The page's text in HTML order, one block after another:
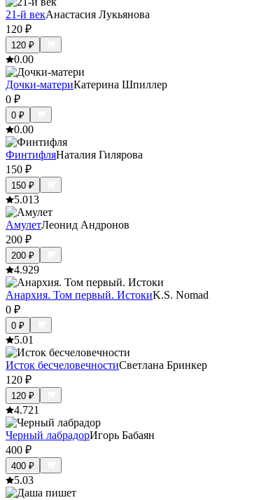
21-й векАнастасия Лукьянова
120 ₽
120 ₽
0.00
Дочки-материКатерина Шпиллер
0 ₽
0 ₽
0.00
ФинтифляНаталия Гилярова
150 ₽
150 ₽
5.013
АмулетЛеонид Андронов
200 ₽
200 ₽
4.929
Анархия. Том первый. ИстокиK.S. Nomad
0 ₽
0 ₽
5.01
Исток бесчеловечностиСветлана Бринкер
120 ₽
120 ₽
4.721
Черный лабрадорИгорь Бабаян
400 ₽
400 ₽
5.03